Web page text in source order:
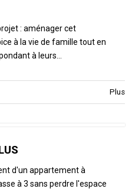
: aménager cet
à la vie de famille tout en
à leurs…
Plus
d'un appartement à
à 3 sans perdre l'espace